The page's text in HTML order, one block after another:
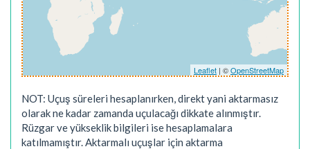
Leaflet | ©OpenStreetMap
NOT: Uçuş süreleri hesaplanırken, direkt yani aktarmasız
olarak ne kadar zamanda uçulacağı dikkate alınmıştır.
Rüzgar ve yükseklik bilgileri ise hesaplamalara
katılmamıştır. Aktarmalı uçuşlar için aktarma